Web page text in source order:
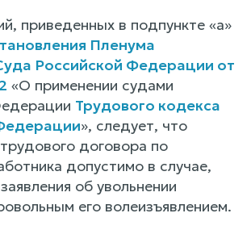
приведенных в подпункте «а»
Пленума
Российской Федерации от
«О применении судами
Трудового кодекса
», следует, что
договора по
допустимо в случае,
об увольнении
его волеизъявлением.